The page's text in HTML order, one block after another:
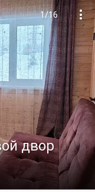

1/16
двор